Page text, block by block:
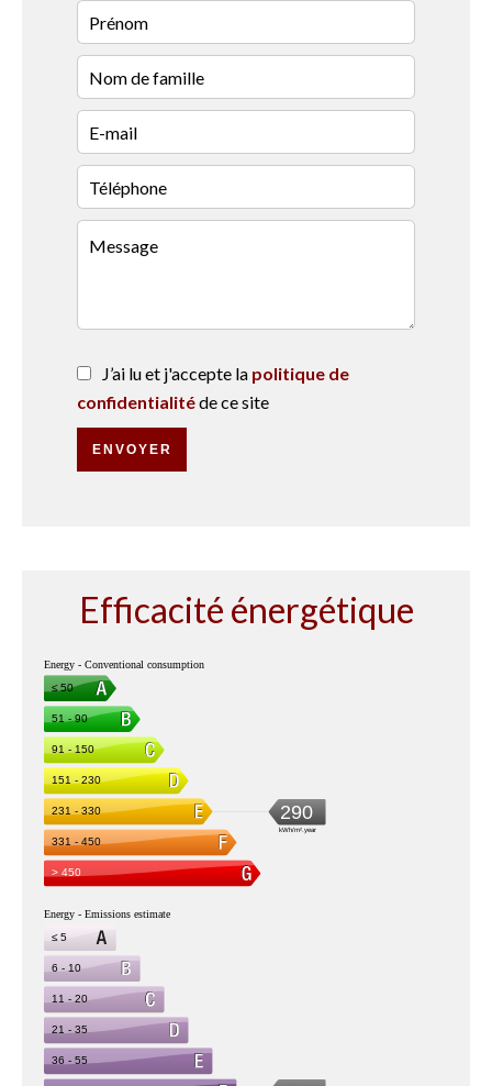
J’ai lu et j'accepte la politique de
confidentialitéde ce site
ENVOYER
Efficacité énergétique